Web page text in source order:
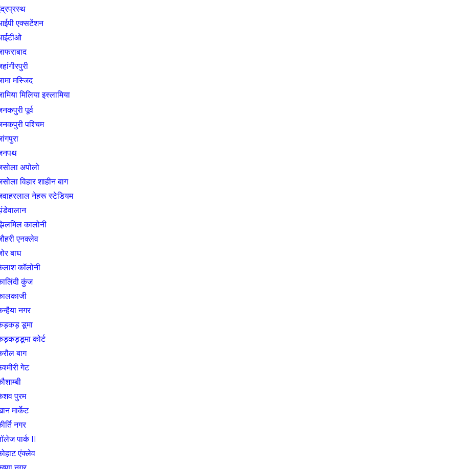
एक्सटेंशन
मस्जिद
मिलिया इस्लामिया
पूर्व
पश्चिम
अपोलो
विहार शाहीन बाग
नेहरू स्टेडियम
कालोनी
एनक्लेव
बाघ
कॉलोनी
कुंज
नगर
डूमा
कोर्ट
बाग
गेट
पुरम
मार्केट
नगर
पार्क II
एंक्लेव